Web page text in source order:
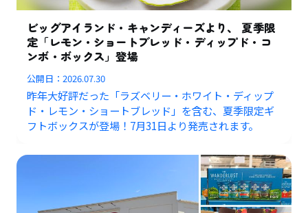
ビッグアイランド・キャンディーズより、 夏季限
定「レモン・ショートブレッド・ディップド・コ
ンボ・ボックス」登場
公開日：2026.07.30
昨年大好評だった「ラズベリー・ホワイト・ディップ
ド・レモン・ショートブレッド」を含む、夏季限定ギ
フトボックスが登場！7月31日より発売されます。